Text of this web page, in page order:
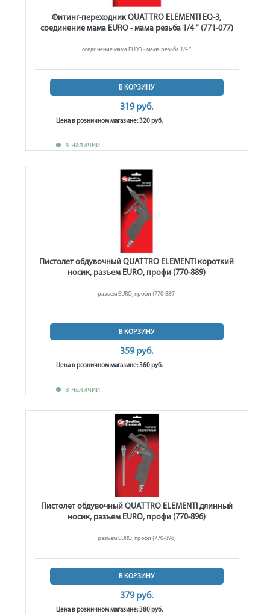
Фитинг-переходник QUATTRO ELEMENTI EQ-3,
соединение мама EURO - мама резьба 1/4 " (771-077)
соединение мама EURO - мама резьба 1/4 "
В КОРЗИНУ
319 руб.
Цена в розничном магазине: 320 руб.
в наличии
Пистолет обдувочный QUATTRO ELEMENTI короткий
носик, разъем EURO, профи (770-889)
разъем EURO, профи (770-889)
В КОРЗИНУ
359 руб.
Цена в розничном магазине: 360 руб.
в наличии
Пистолет обдувочный QUATTRO ELEMENTI длинный
носик, разъем EURO, профи (770-896)
разъем EURO, профи (770-896)
В КОРЗИНУ
379 руб.
Цена в розничном магазине: 380 руб.